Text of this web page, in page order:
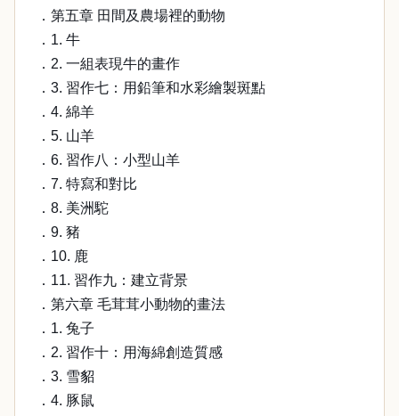
．第五章 田間及農場裡的動物
．1. 牛
．2. 一組表現牛的畫作
．3. 習作七：用鉛筆和水彩繪製斑點
．4. 綿羊
．5. 山羊
．6. 習作八：小型山羊
．7. 特寫和對比
．8. 美洲駝
．9. 豬
．10. 鹿
．11. 習作九：建立背景
．第六章 毛茸茸小動物的畫法
．1. 兔子
．2. 習作十：用海綿創造質感
．3. 雪貂
．4. 豚鼠